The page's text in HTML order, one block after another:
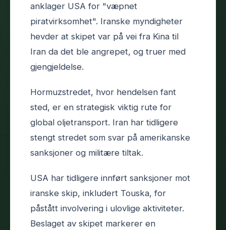
anklager USA for "væpnet
piratvirksomhet". Iranske myndigheter
hevder at skipet var på vei fra Kina til
Iran da det ble angrepet, og truer med
gjengjeldelse.
Hormuzstredet, hvor hendelsen fant
sted, er en strategisk viktig rute for
global oljetransport. Iran har tidligere
stengt stredet som svar på amerikanske
sanksjoner og militære tiltak.
USA har tidligere innført sanksjoner mot
iranske skip, inkludert Touska, for
påstått involvering i ulovlige aktiviteter.
Beslaget av skipet markerer en